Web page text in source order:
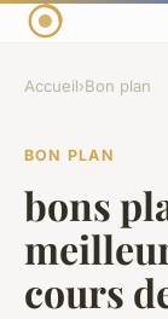
Accueil›Bon plan
BON PLAN
bons
cours